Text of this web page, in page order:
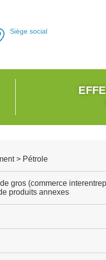
Siège social
> Pétrole
gros (commerce
produits annexes